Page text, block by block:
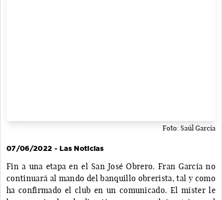
Foto: Saúl García
07/06/2022 - Las Noticias
Fin a una etapa en el San José Obrero. Fran García no
continuará al mando del banquillo obrerista, tal y como
ha confirmado el club en un comunicado. El míster le